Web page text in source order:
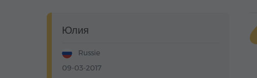
Юлия
Russie
09-03-2017